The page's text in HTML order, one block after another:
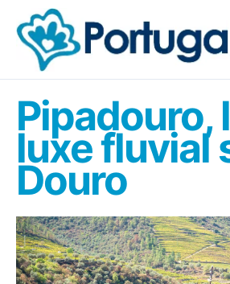
contenu
Pipadouro,
luxe fluvial
Douro